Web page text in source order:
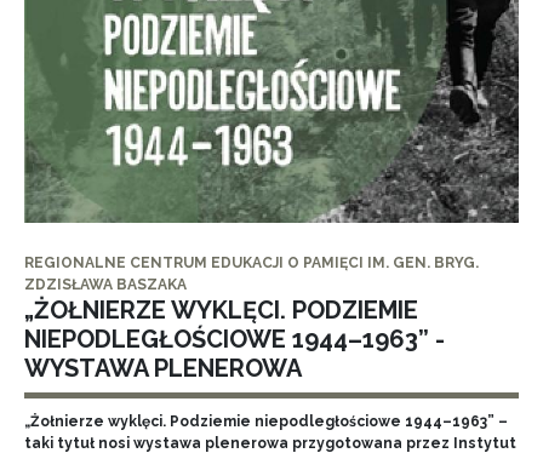
REGIONALNE CENTRUM EDUKACJI O PAMIĘCI IM. GEN. BRYG.
ZDZISŁAWA BASZAKA
„ŻOŁNIERZE WYKLĘCI. PODZIEMIE
NIEPODLEGŁOŚCIOWE 1944–1963” -
WYSTAWA PLENEROWA
„Żołnierze wyklęci. Podziemie niepodległościowe 1944–1963” –
taki tytuł nosi wystawa plenerowa przygotowana przez Instytut